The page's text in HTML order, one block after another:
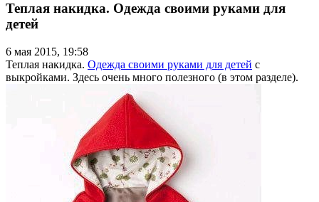
Теплая накидка. Одежда своими руками для
детей
6 мая 2015, 19:58
Теплая накидка. Одежда своими руками для детей с
выкройками. Здесь очень много полезного (в этом разделе).